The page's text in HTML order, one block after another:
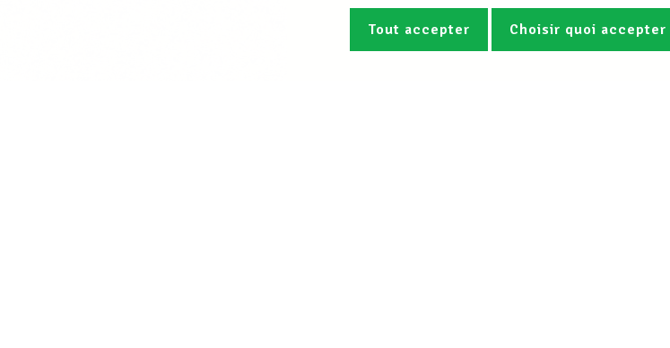
Tout accepter Choisir quoi accepter